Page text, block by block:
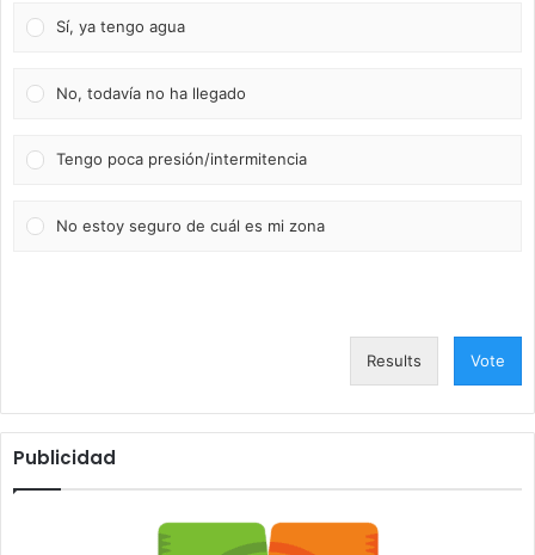
Sí, ya tengo agua
No, todavía no ha llegado
Tengo poca presión/intermitencia
No estoy seguro de cuál es mi zona
Results Vote
Publicidad